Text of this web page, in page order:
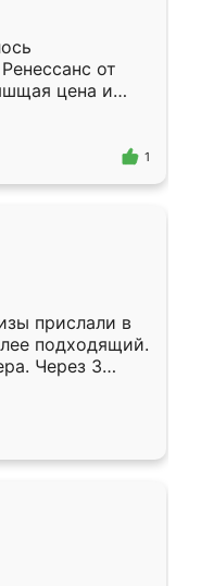
от
цена и
Приехавший
самый
1
прислали в
подходящий.
Через 3
Остались
Ренессанс